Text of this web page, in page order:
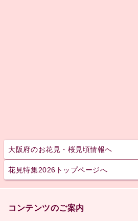
大阪府のお花見・桜見頃情報へ
花見特集2026トップページへ
コンテンツのご案内